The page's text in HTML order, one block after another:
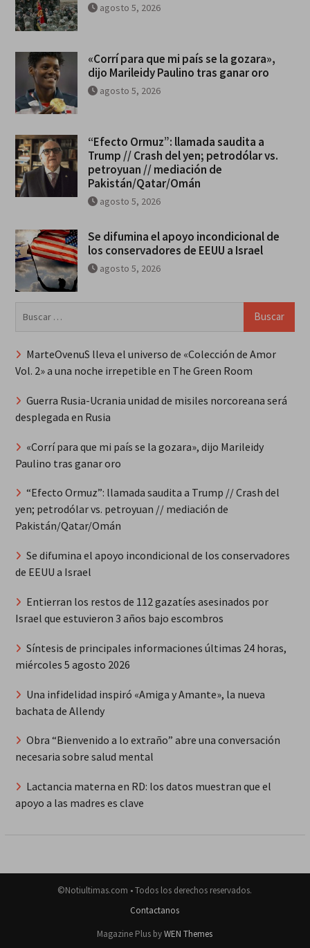
agosto 5, 2026
«Corrí para que mi país se la gozara»,
dijo Marileidy Paulino tras ganar oro
agosto 5, 2026
“Efecto Ormuz”: llamada saudita a
Trump // Crash del yen; petrodólar vs.
petroyuan // mediación de
Pakistán/Qatar/Omán
agosto 5, 2026
Se difumina el apoyo incondicional de
los conservadores de EEUU a Israel
agosto 5, 2026
MarteOvenuS lleva el universo de «Colección de Amor
Vol. 2» a una noche irrepetible en The Green Room
Guerra Rusia-Ucrania unidad de misiles norcoreana será
desplegada en Rusia
«Corrí para que mi país se la gozara», dijo Marileidy
Paulino tras ganar oro
“Efecto Ormuz”: llamada saudita a Trump // Crash del
yen; petrodólar vs. petroyuan // mediación de
Pakistán/Qatar/Omán
Se difumina el apoyo incondicional de los conservadores
de EEUU a Israel
Entierran los restos de 112 gazatíes asesinados por
Israel que estuvieron 3 años bajo escombros
Síntesis de principales informaciones últimas 24 horas,
miércoles 5 agosto 2026
Una infidelidad inspiró «Amiga y Amante», la nueva
bachata de Allendy
Obra “Bienvenido a lo extraño” abre una conversación
necesaria sobre salud mental
Lactancia materna en RD: los datos muestran que el
apoyo a las madres es clave
©Notiultimas.com • Todos los derechos reservados.
Contactanos
Magazine Plus byWEN Themes